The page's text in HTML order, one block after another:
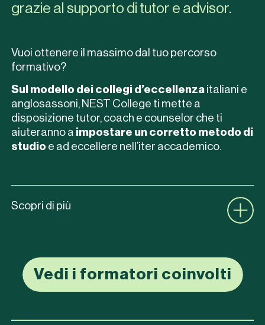
Offerta residenziale
Spazi Campus NEST
Formazione Campus NEST
Domanda di ammissione
grazie al supporto di tutor e advisor.
Vuoi ottenere il massimo dal tuo percorso
formativo?
Sul modello dei collegi d’eccellenza italiani e
anglosassoni, NEST College ti mette a
disposizione tutor, coach e counselor che ti
aiuteranno a impostare un corretto metodo di
studio e ad eccellere nell’iter accademico.
Scopri di più
Vedi i formatori coinvolti